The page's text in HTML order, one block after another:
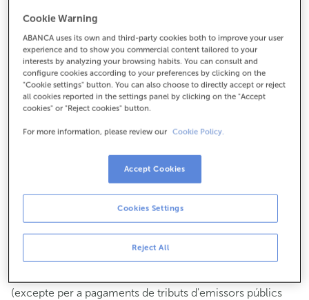
943631212
Com arribar
De dilluns a divendres de8:15 a 14:00.
cita prèviai t'atendrem el dia i hora que
Operacions amb efectiu
Clients: de dilluns a divendres de 8:15 a 11:00
Si no ets client, l'horari de caixa serà elsdimarts i dijous
(excepte per a pagaments de tributs d'emissors públics
Cookie Warning
ABANCA uses its own and third-party cookies both to improve your user
experience and to show you commercial content tailored to your
interests by analyzing your browsing habits. You can consult and
configure cookies according to your preferences by clicking on the
"Cookie settings" button. You can also choose to directly accept or reject
all cookies reported in the settings panel by clicking on the "Accept
cookies" or "Reject cookies" button.
For more information, please review our Cookie Policy.
Reject All
Cookies Settings
Accept Cookies